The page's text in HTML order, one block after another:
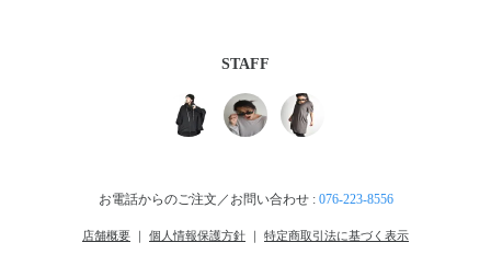
STAFF
お電話からのご注文／お問い合わせ : 076-223-8556
店舗概要 ｜ 個人情報保護方針 ｜ 特定商取引法に基づく表示